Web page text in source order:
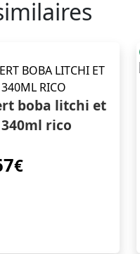
boba litchi et
rico
€